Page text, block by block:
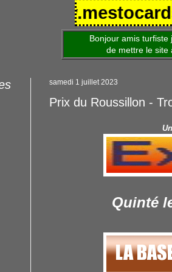
Bonjour amis turfiste je
de mettre le site à jour
samedi 1 juillet 2023
Prix du Roussillon -
Quinté